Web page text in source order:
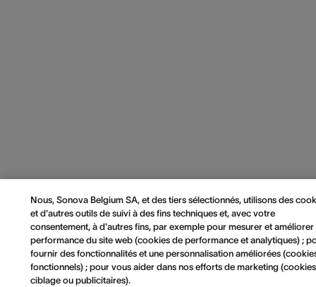
Nous, Sonova Belgium SA, et des tiers sélectionnés, utilisons des
et d'autres outils de suivi à des fins techniques et, avec votre
consentement, à d'autres fins, par exemple pour mesurer et améliorer
performance du site web (cookies de performance et analytiques) ;
fournir des fonctionnalités et une personnalisation améliorées
fonctionnels) ; pour vous aider dans nos efforts de marketing
ciblage ou publicitaires).